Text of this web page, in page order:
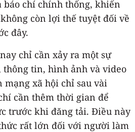
chí chính thống, khiến
còn lợi thế tuyệt đối về
đây.
chỉ cần xảy ra một sự
tin, hình ảnh và video
xã hội chỉ sau vài
cần thêm thời gian để
trước khi đăng tải. Điều này
rất lớn đối với người làm